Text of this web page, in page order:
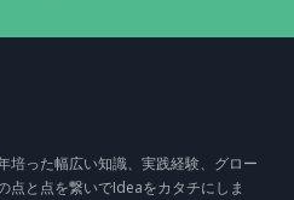
培った幅広い知識、実践経験、グロー
点と点を繋いでIdeaをカタチにしま